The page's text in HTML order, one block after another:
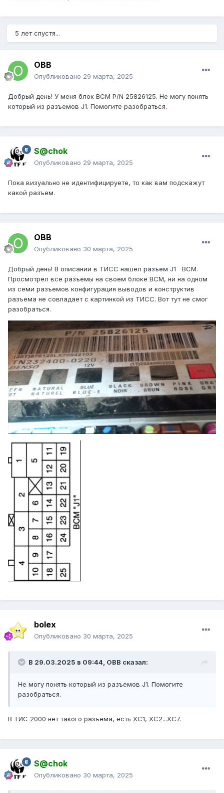
5 лет спустя...
ОВВ
Опубликовано 29 марта, 2025
Добрый день! У меня блок BCM P/N 25826125. Не могу понять
который из разъемов J1. Помогите разобраться.
S@chok
Опубликовано 29 марта, 2025
Пока визуально не идентифицируете, то как вам подскажут
какой разъем.
ОВВ
Опубликовано 30 марта, 2025
Добрый день! В описании в ТИСС нашел разъем J1 BCM.
Просмотрел все разъемы на своем блоке BCM, ни на одном
из семи разъемов конфигурация выводов и конструктив
разъема не совпадает с картинкой из ТИСС. Вот тут не смог
разобраться.
bolex
Опубликовано 30 марта, 2025
В 29.03.2025 в 09:44, ОВВ сказал:
Не могу понять который из разъемов J1. Помогите
разобраться.
В ТИС 2000 нет такого разъёма, есть ХС1, ХС2...ХС7.
S@chok
Опубликовано 30 марта, 2025